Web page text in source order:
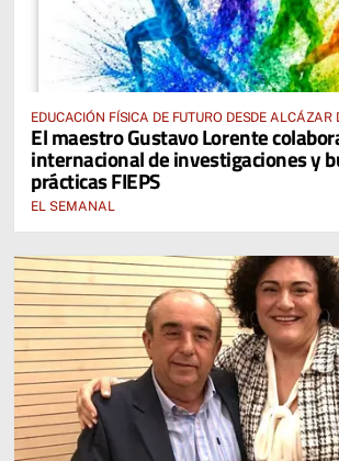
EDUCACIÓN FÍSICA DE FUTURO DESDE ALCÁZAR
El maestro Gustavo Lorente
internacional de investigaciones y
prácticas FIEPS
EL SEMANAL